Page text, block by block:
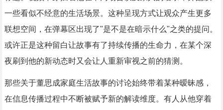
一些看似不经意的生活场景。这种呈现方式让观众产生更多
联想空间，在弹幕区出现了"是不是在暗示什么"之类的提问。
或许正是这种留白让故事有了持续传播的生命力，在某个深
夜刷到他的新动态时又会让人重新审视之前的猜测。
那些关于董思成家庭生活故事的讨论始终带着某种暧昧感，
在信息传播过程中不断被赋予新的解读维度。有人从他穿着